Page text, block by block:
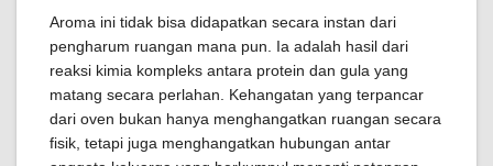
Aroma ini tidak bisa didapatkan secara instan dari
pengharum ruangan mana pun. Ia adalah hasil dari
reaksi kimia kompleks antara protein dan gula yang
matang secara perlahan. Kehangatan yang terpancar
dari oven bukan hanya menghangatkan ruangan secara
fisik, tetapi juga menghangatkan hubungan antar